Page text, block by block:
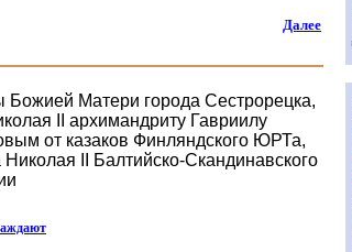
Далее
Божией Матери города Сестрорецка,
II архимандриту Гавриилу
от казаков Финляндского ЮРТа,
II Балтийско-Скандинавского